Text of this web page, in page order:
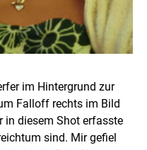
im Hintergrund zur
Falloff rechts im Bild
in diesem Shot erfasste
sind. Mir gefiel